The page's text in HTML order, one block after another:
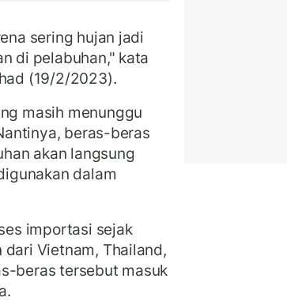
sering hujan jadi
di pelabuhan," kata
(19/2/2023).
masih menunggu
beras-beras
akan langsung
dalam
importasi sejak
Vietnam, Thailand,
beras tersebut masuk